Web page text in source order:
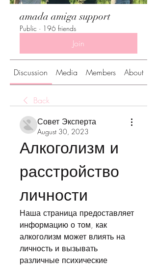
amada amiga support
Public · 196 friends
Join
Discussion Media Members About
Back
Совет Эксперта
August 30, 2023
Алкоголизм и
расстройство
личности
Наша страница предоставляет
информацию о том, как
алкоголизм может влиять на
личность и вызывать
различные психические